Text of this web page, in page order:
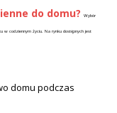
do domu? Wybór
w codziennym życiu. Na rynku dostępnych jest
domu podczas